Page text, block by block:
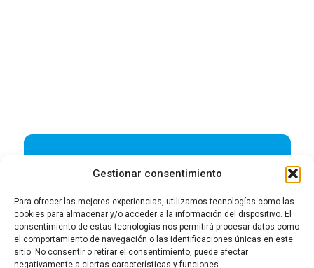
Gestionar consentimiento
Para ofrecer las mejores experiencias, utilizamos tecnologías como las
cookies para almacenar y/o acceder a la información del dispositivo. El
consentimiento de estas tecnologías nos permitirá procesar datos como
el comportamiento de navegación o las identificaciones únicas en este
sitio. No consentir o retirar el consentimiento, puede afectar
negativamente a ciertas características y funciones.
Política de Cookies I Política de Privacidad
en RRSS